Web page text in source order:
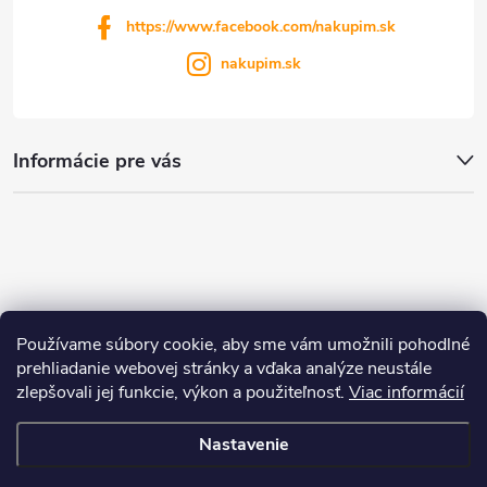
Používame súbory cookie, aby sme vám umožnili pohodlné
prehliadanie webovej stránky a vďaka analýze neustále
zlepšovali jej funkcie, výkon a použiteľnosť. Viac informácií
Nastavenie
Informácie pre vás
https://www.facebook.com/nakupim.sk
nakupim.sk
Copyright 2026